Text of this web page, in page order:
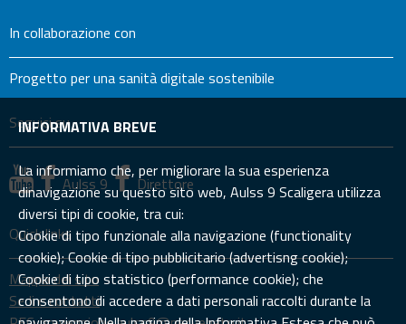
In collaborazione con
Progetto per una sanità digitale sostenibile
Seguici su
Aulss 9 Direttore
Quick links
Mappa del sito
Sedi e contatti
INFORMATIVA BREVE
La informiamo che, per migliorare la sua esperienza
dinavigazione su questo sito web, Aulss 9 Scaligera utilizza
diversi tipi di cookie, tra cui:
Cookie di tipo funzionale alla navigazione (functionality
cookie); Cookie di tipo pubblicitario (advertisng cookie);
Cookie di tipo statistico (performance cookie); che
consentono di accedere a dati personali raccolti durante la